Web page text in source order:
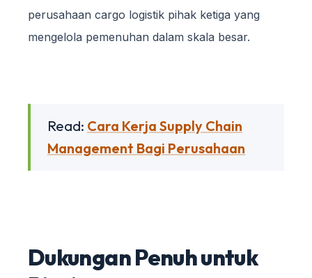
perusahaan cargo logistik pihak ketiga yang
mengelola pemenuhan dalam skala besar.
Read: Cara Kerja Supply Chain
Management Bagi Perusahaan
Dukungan Penuh untuk